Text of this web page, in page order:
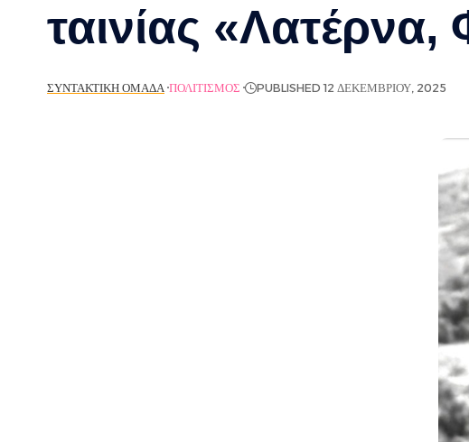
ταινίας «Λατέρνα,
ΣΥΝΤΑΚΤΙΚΉ ΟΜΆΔΑ ΠΟΛΙΤΙΣΜΌΣ PUBLISHED 12 ΔΕΚΕΜΒΡΊΟΥ, 2025